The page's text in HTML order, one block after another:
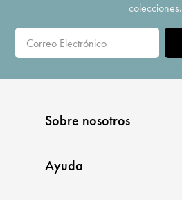
colecciones.
Sobre nosotros
Ayuda